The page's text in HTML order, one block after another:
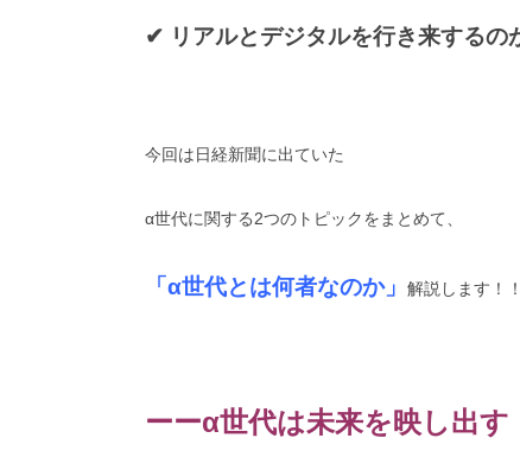
✔ リアルとデジタルを行き来するの
今回は日経新聞に出ていた
α世代に関する2つのトピックをまとめて、
「α世代とは何者なのか」 解説します！！
ーーα世代は未来を映し出す